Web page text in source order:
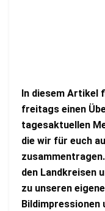
In diesem Artikel
freitags einen
tagesaktuellen
die wir für euch
den Landkreisen
zu unseren
Bildimpressionen